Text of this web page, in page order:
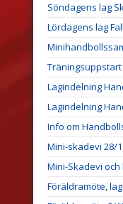
Söndagens lag
Lördagens lag
Lagindelning
Lagindelning
Info om
Mini-skadevi 28/
Mini-Skadevi
Föräldramöte,